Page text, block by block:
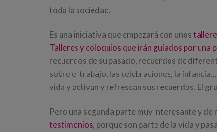
toda la sociedad.
Es una iniciativa que empezará con unos
Talleres y coloquios que irán guiados por una
recuerdos de su pasado, recuerdos de
sobre el trabajo, las celebraciones, la
vida y activan y refrescan sus recuerdos. El
Pero una segunda parte muy interesante y de
testimonios, porque son parte de la vida y